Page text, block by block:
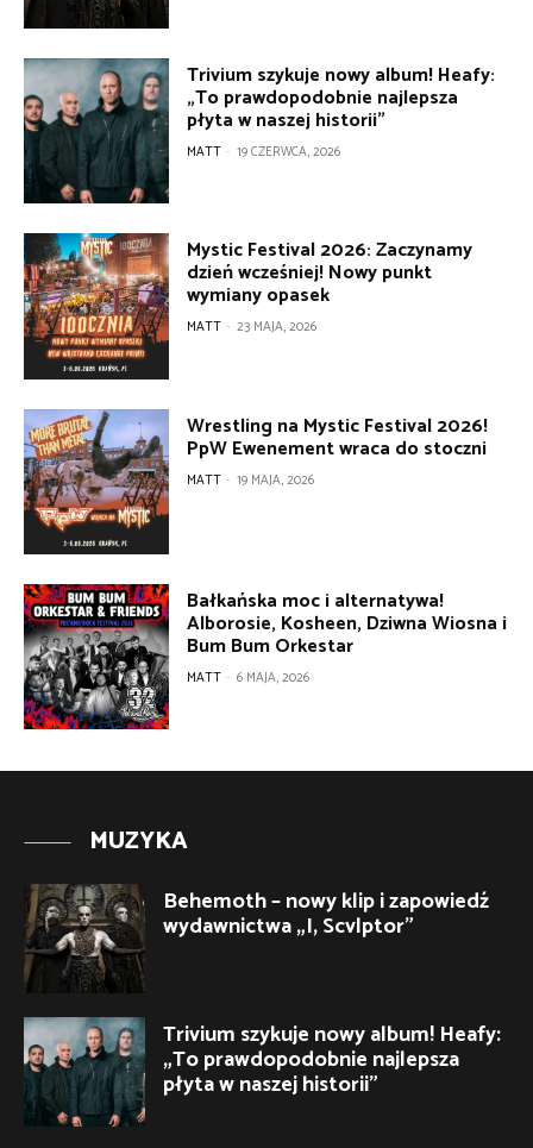
Trivium szykuje nowy album! Heafy:
„To prawdopodobnie najlepsza
płyta w naszej historii”
MATT - 19 CZERWCA, 2026
Mystic Festival 2026: Zaczynamy
dzień wcześniej! Nowy punkt
wymiany opasek
MATT - 23 MAJA, 2026
Wrestling na Mystic Festival 2026!
PpW Ewenement wraca do stoczni
MATT - 19 MAJA, 2026
Bałkańska moc i alternatywa!
Alborosie, Kosheen, Dziwna Wiosna i
Bum Bum Orkestar
MATT - 6 MAJA, 2026
MUZYKA
Behemoth – nowy klip i zapowiedź
wydawnictwa „I, Scvlptor”
Trivium szykuje nowy album! Heafy:
„To prawdopodobnie najlepsza
płyta w naszej historii”